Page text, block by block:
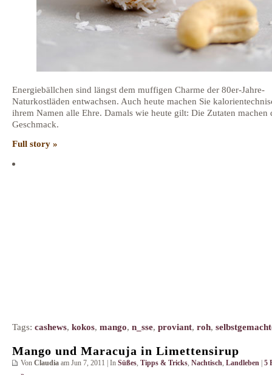
Energiebällchen sind längst dem muffigen Charme der 80er-Jahre-
Naturkostläden entwachsen. Auch heute machen Sie
ihrem Namen alle Ehre. Damals wie heute gilt: Die Zutaten machen
Geschmack.
Full story »
Tags: cashews, kokos, mango, n_sse, proviant, roh,
Mango und Maracuja in Limettensirup
Von Claudia am Jun 7, 2011 | In Süßes Tipps & Tricks Nachtisch Landleben | 5